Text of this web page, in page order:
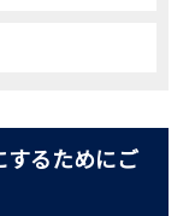
するためにご